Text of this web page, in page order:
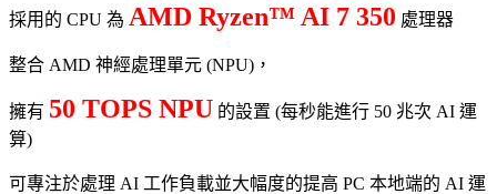
採用的 CPU 為 AMD Ryzen™ AI 7 350 處理器
整合 AMD 神經處理單元 (NPU)，
擁有 50 TOPS NPU 的設置 (每秒能進行 50 兆次 AI 運
算)
可專注於處理 AI 工作負載並大幅度的提高 PC 本地端的 AI 運